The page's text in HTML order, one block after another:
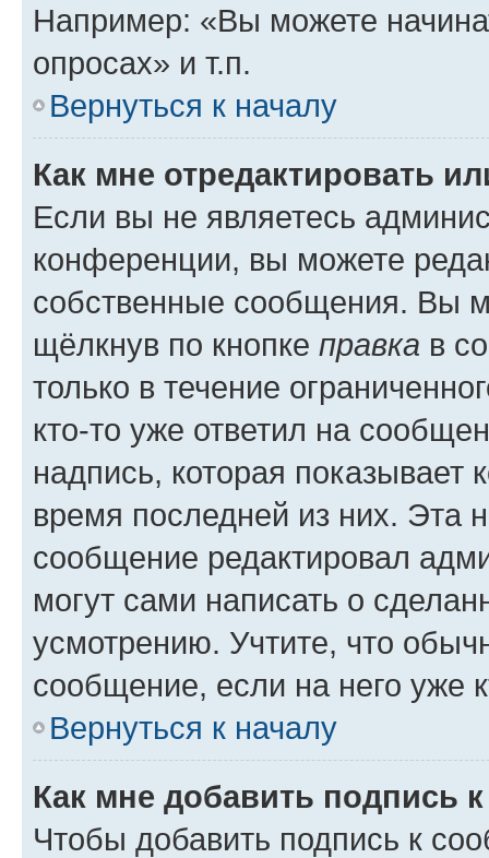
Например: «Вы можете
опросах» и т.п.
Вернуться к началу
Как мне отредактировать
Если вы не являетесь
конференции, вы можете
собственные сообщения. Вы
щёлкнув по кнопке правка в
только в течение
кто-то уже ответил на
надпись, которая показывает
время последней из них. Эта
сообщение редактировал
могут сами написать о
усмотрению. Учтите, что
сообщение, если на него уже
Вернуться к началу
Как мне добавить подпись
Чтобы добавить подпись к